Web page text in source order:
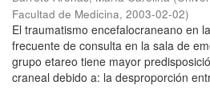
Facultad de Medicina, 2003-02-02)
El traumatismo encefalocraneano en
frecuente de consulta en la sala de
grupo etareo tiene mayor
craneal debido a: la desproporción